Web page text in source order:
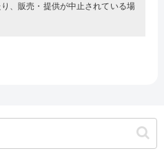
、販売・提供が中止されている場